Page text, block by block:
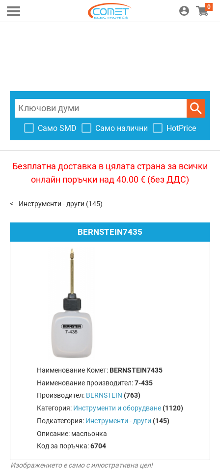
0
Само SMD Само налични HotPrice
Безплатна доставка в цялата страна за всички
онлайн поръчки над 40.00 € (без ДДС)
Инструменти - други (145)
BERNSTEIN7435
Наименование Комет: BERNSTEIN7435
Наименование производител:7-435
Производител: BERNSTEIN (763)
Категория: Инструменти и оборудване(1120)
Подкатегория: Инструменти - други (145)
Описание: масльонка
Код за поръчка:6704
Изображението е само с илюстративна цел!